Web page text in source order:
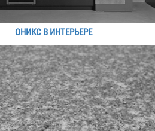
ОНИКС В ИНТЕРЬЕРЕ